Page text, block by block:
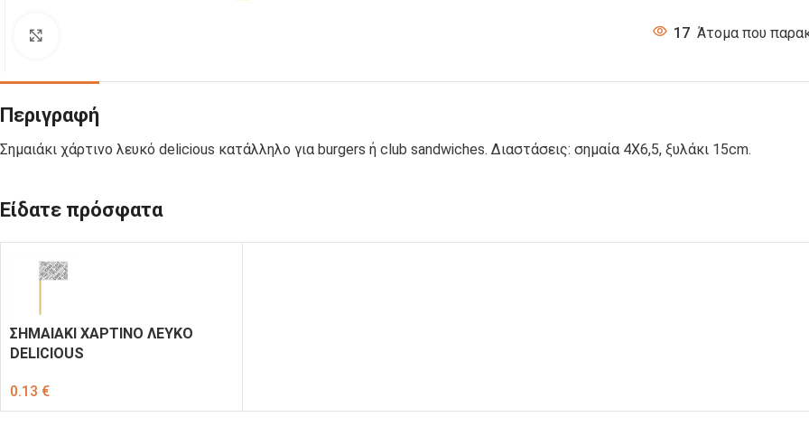
ΠΟΛΥΠΡΟΠΥΛΕΝΙΟΥ
ΚΟΥΤΙΑ
ΨΗΤΟΠΩΛΕΙΟΥ
ΣΟΥΣΙ
ΣΩΣΑΚΙΑ-
ΧΑΡΤΙΑ
ΣΑΚΟΥΛΑΚΙΑ
ΣΑΚΟΥΛΑΚΙΑ ΜΕ
17 Άτομα που
Περιγραφή
Σημαιάκι χάρτινο λευκό delicious κατάλληλο για burgers ή club sandwiches. Διαστάσεις: σημαία 4Χ6,5, ξυλάκι 15cm.
Είδατε πρόσφατα
ΣΗΜΑΙΑΚΙ ΧΑΡΤΙΝΟ ΛΕΥΚΟ
DELICIOUS
0.13 €